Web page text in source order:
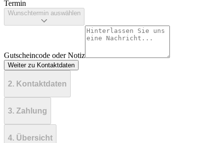
Termin
Wunschtermin auswählen
Gutscheincode oder Notiz
Weiter zu Kontaktdaten
2. Kontaktdaten
3. Zahlung
4. Übersicht